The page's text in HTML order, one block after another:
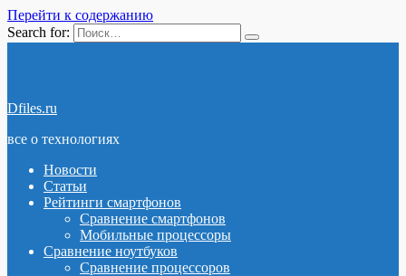
Перейти к содержанию
Search for:
Dfiles.ru
все о технологиях
Новости
Статьи
Рейтинги смартфонов
Сравнение смартфонов
Мобильные процессоры
Сравнение ноутбуков
Сравнение процессоров